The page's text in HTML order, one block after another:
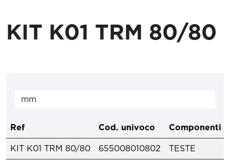
KIT K01 TRM 80/80
Ref Cod. univoco Componenti
KIT K01 TRM 80/80 655008010802 TESTE